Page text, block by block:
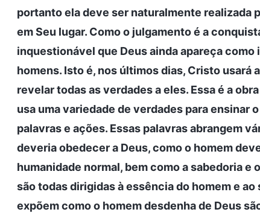
portanto ela deve ser naturalmente realizada
em Seu lugar. Como o julgamento é a
inquestionável que Deus ainda apareça
homens. Isto é, nos últimos dias, Cristo usará
revelar todas as verdades a eles. Essa é a
usa uma variedade de verdades para ensinar
palavras e ações. Essas palavras abrangem
deveria obedecer a Deus, como o homem
humanidade normal, bem como a sabedoria e
são todas dirigidas à essência do homem e
expõem como o homem desdenha de Deus